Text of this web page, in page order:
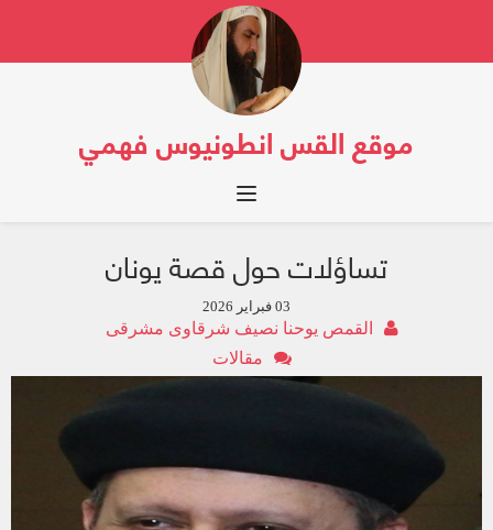
موقع القس انطونيوس فهمي
Toggle navigation
تساؤلات حول قصة يونان
03 فبراير 2026
القمص يوحنا نصيف شرقاوى مشرقى
مقالات